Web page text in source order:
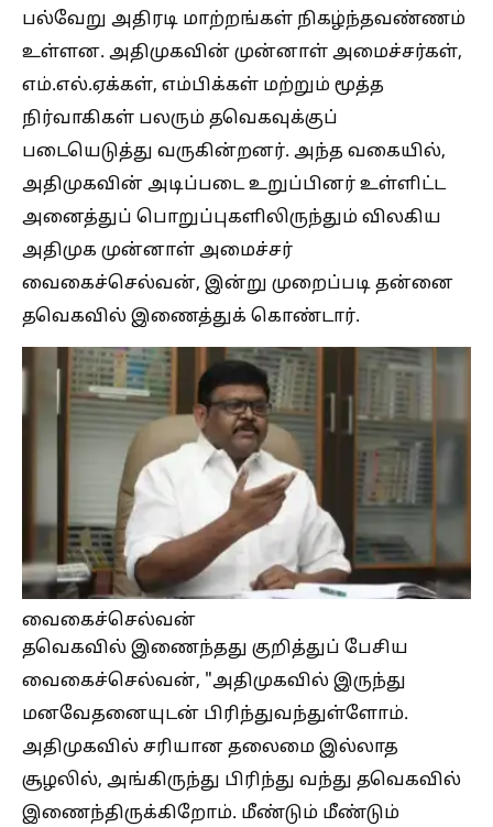
பல்வேறு அதிரடி மாற்றங்கள் நிகழ்ந்தவண்ணம்
உள்ளன. அதிமுகவின் முன்னாள் அமைச்சர்கள்,
எம்.எல்.ஏக்கள், எம்பிக்கள் மற்றும் மூத்த
நிர்வாகிகள் பலரும் தவெகவுக்குப்
படையெடுத்து வருகின்றனர். அந்த வகையில்,
அதிமுகவின் அடிப்படை உறுப்பினர் உள்ளிட்ட
அனைத்துப் பொறுப்புகளிலிருந்தும் விலகிய
அதிமுக முன்னாள் அமைச்சர்
வைகைச்செல்வன், இன்று முறைப்படி தன்னை
தவெகவில் இணைத்துக் கொண்டார்.
வைகைச்செல்வன்
தவெகவில் இணைந்தது குறித்துப் பேசிய
வைகைச்செல்வன், "அதிமுகவில் இருந்து
மனவேதனையுடன் பிரிந்துவந்துள்ளோம்.
அதிமுகவில் சரியான தலைமை இல்லாத
சூழலில், அங்கிருந்து பிரிந்து வந்து தவெகவில்
இணைந்திருக்கிறோம். மீண்டும் மீண்டும்